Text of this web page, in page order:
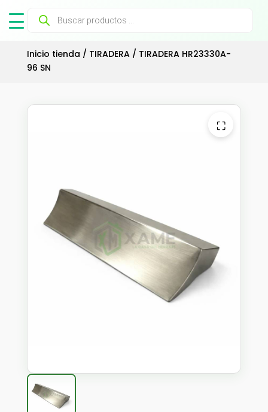
Búsqueda
productos
Inicio tienda / TIRADERA/ TIRADERA HR23330A-
96 SN
⛶